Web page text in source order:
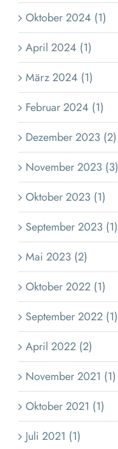
Oktober 2024 (1)
April 2024 (1)
März 2024 (1)
Februar 2024 (1)
Dezember 2023 (2)
November 2023 (3)
Oktober 2023 (1)
September 2023 (1)
Mai 2023 (2)
Oktober 2022 (1)
September 2022 (1)
April 2022 (2)
November 2021 (1)
Oktober 2021 (1)
Juli 2021 (1)